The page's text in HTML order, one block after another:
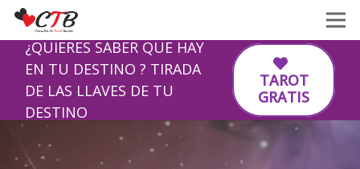
¿QUIERES SABER QUE HAY
EN TU DESTINO ? TIRADA
DE LAS LLAVES DE TU
DESTINO
TAROT
GRATIS